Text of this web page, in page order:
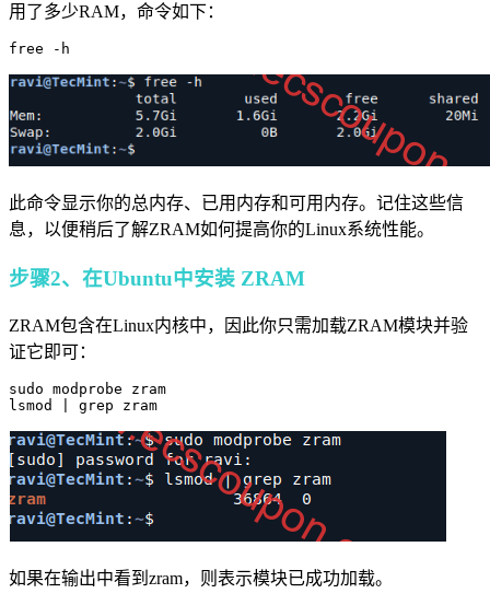
用了多少RAM，命令如下：
此命令显示你的总内存、已用内存和可用内存。记住这些信
息，以便稍后了解ZRAM如何提高你的Linux系统性能。
步骤2、在Ubuntu中安装 ZRAM
ZRAM包含在Linux内核中，因此你只需加载ZRAM模块并验
证它即可：
sudo modprobe zram
lsmod | grep zram
如果在输出中看到zram，则表示模块已成功加载。